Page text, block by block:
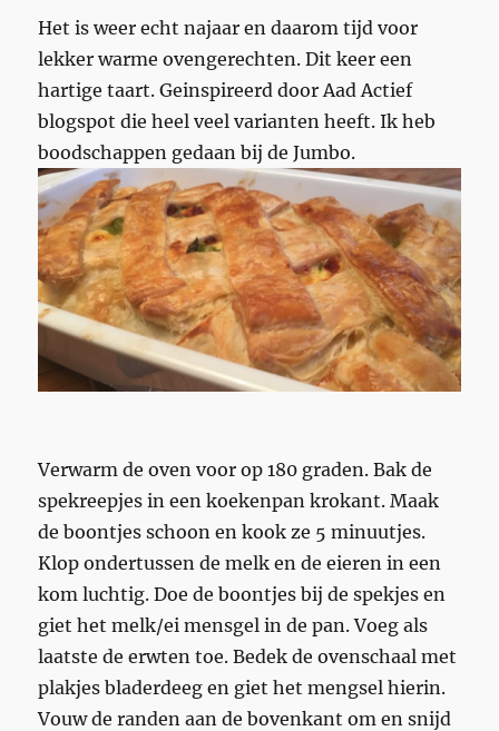
Het is weer echt najaar en daarom tijd voor
lekker warme ovengerechten. Dit keer een
hartige taart. Geinspireerd door Aad Actief
blogspot die heel veel varianten heeft. Ik heb
boodschappen gedaan bij de Jumbo.
Verwarm de oven voor op 180 graden. Bak de
spekreepjes in een koekenpan krokant. Maak
de boontjes schoon en kook ze 5 minuutjes.
Klop ondertussen de melk en de eieren in een
kom luchtig. Doe de boontjes bij de spekjes en
giet het melk/ei mensgel in de pan. Voeg als
laatste de erwten toe. Bedek de ovenschaal met
plakjes bladerdeeg en giet het mengsel hierin.
Vouw de randen aan de bovenkant om en snijd